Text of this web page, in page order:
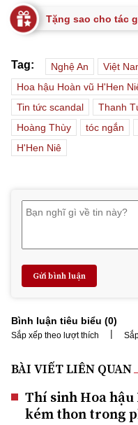
Tặng sao cho tác
Tag: Nghệ An Việt
Hoa hậu Hoàn vũ H'Hen
Tin tức scandal
Thanh
Hoàng Thùy
tóc ngắn
H'Hen Niê
Gửi bình luận
Bình luận tiêu biểu (0)
Sắp xếp theo lượt thích |
BÀI VIẾT LIÊN QUAN
Thí sinh Hoa
kém thon trong